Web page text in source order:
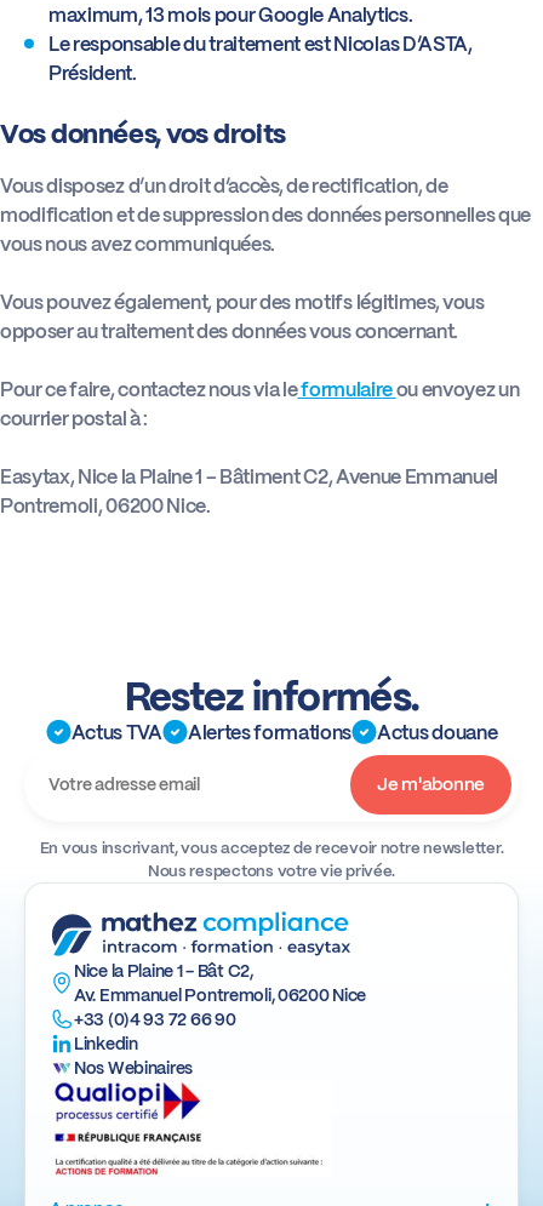
maximum, 13 mois pour Google Analytics.
Le responsable du traitement est Nicolas D’ASTA,
Président.
Vos données, vos droits
Vous disposez d’un droit d’accès, de rectification, de
modification et de suppression des données personnelles que
vous nous avez communiquées.
Vous pouvez également, pour des motifs légitimes, vous
opposer au traitement des données vous concernant.
Pour ce faire, contactez nous via leformulaireou envoyez un
courrier postal à :
Easytax, Nice la Plaine 1 – Bâtiment C2, Avenue Emmanuel
Pontremoli, 06200 Nice.
Restez informés.
Actus TVA Alertes formations Actus douane
En vous inscrivant, vous acceptez de recevoir notre newsletter.
Nous respectons votre vie privée.
Nice la Plaine 1 - Bât C2,
Av. Emmanuel Pontremoli, 06200 Nice
+33 (0)4 93 72 66 90
Linkedin
Nos Webinaires